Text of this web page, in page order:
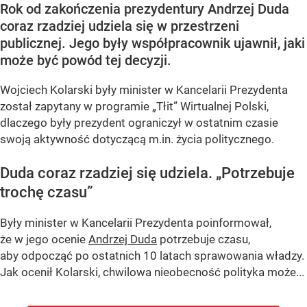
Rok od zakończenia prezydentury Andrzej Duda
coraz rzadziej udziela się w przestrzeni
publicznej. Jego były współpracownik ujawnił, jaki
może być powód tej decyzji.
Wojciech Kolarski były minister w Kancelarii Prezydenta
został zapytany w programie „Tłit” Wirtualnej Polski,
dlaczego były prezydent ograniczył w ostatnim czasie
swoją aktywność dotyczącą m.in. życia politycznego.
Duda coraz rzadziej się udziela. „Potrzebuje
trochę czasu”
Były minister w Kancelarii Prezydenta poinformował,
że w jego ocenie Andrzej Duda potrzebuje czasu,
aby odpocząć po ostatnich 10 latach sprawowania władzy.
Jak ocenił Kolarski, chwilowa nieobecność polityka może...